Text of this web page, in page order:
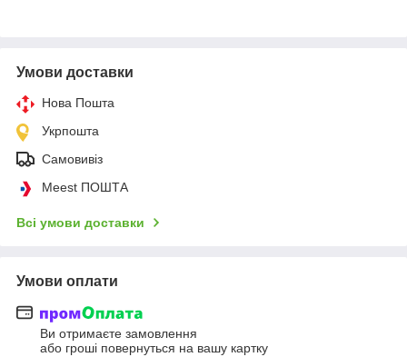
Умови доставки
Нова Пошта
Укрпошта
Самовивіз
Meest ПОШТА
Всі умови доставки
Умови оплати
Ви отримаєте замовлення
або гроші повернуться на вашу картку